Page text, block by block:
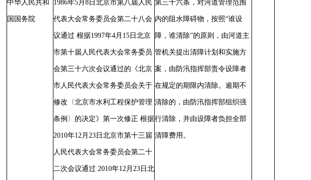
中华人民共和
国国务院
1986年5月8日北京市第八届人民
代表大会常务委员会第二十八会
议通过 根据1997年4月15日北京
市第十届人民代表大会常务委员
会第三十六次会议通过的《北京
市人民代表大会常务委员会关于
修改〈北京市水利工程保护管理
条例〉的决定》第一次修正 根据
2010年12月23日北京市第十三届
人民代表大会常务委员会第二十
二次会议通过 2010年12月23日北
第三十六条，对河道管理范围
内的阻水障碍物，按照“谁设
障，谁清除”的原则，由河道主
管机关提出清障计划和实施方
案，由防汛指挥部责令设障者
在规定的期限内清除。逾期不
清除的，由防汛指挥部组织强
行清除，并由设障者负担全部
清障费用。